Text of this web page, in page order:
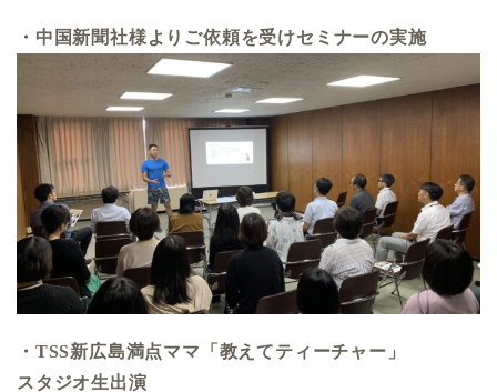
・中国新聞社様よりご依頼を受けセミナーの実施
・TSS新広島満点ママ「教えてティーチャー」
スタジオ生出演